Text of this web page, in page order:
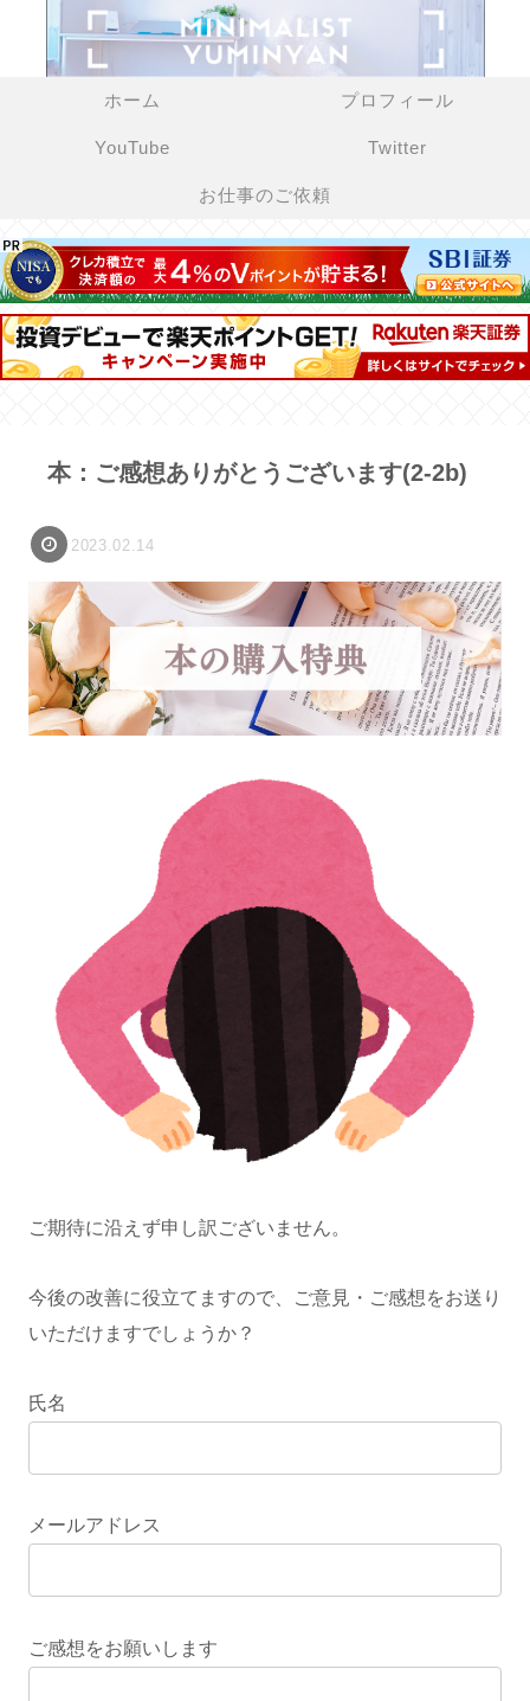
ホーム プロフィール
YouTube Twitter
お仕事のご依頼
本：ご感想ありがとうございます(2-2b)
2023.02.14
ご期待に沿えず申し訳ございません。
今後の改善に役立てますので、ご意見・ご感想をお送り
いただけますでしょうか？
氏名
メールアドレス
ご感想をお願いします